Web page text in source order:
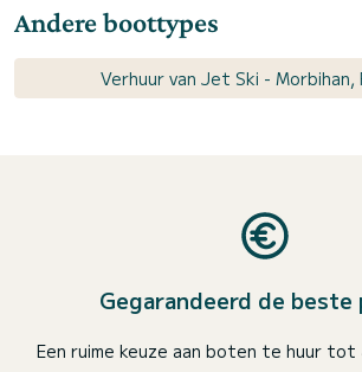
Andere boottypes
Verhuur van Jet Ski - Morbihan,
Gegarandeerd de beste
Een ruime keuze aan boten te huur